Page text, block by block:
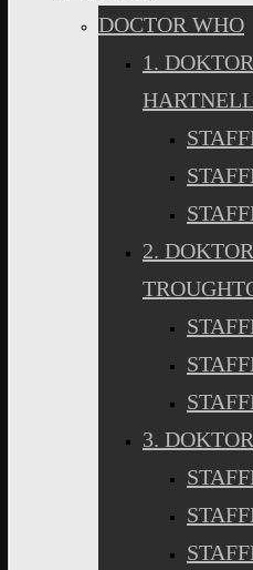
DOCTOR WHO
1.
HARTNELL
2.
3.